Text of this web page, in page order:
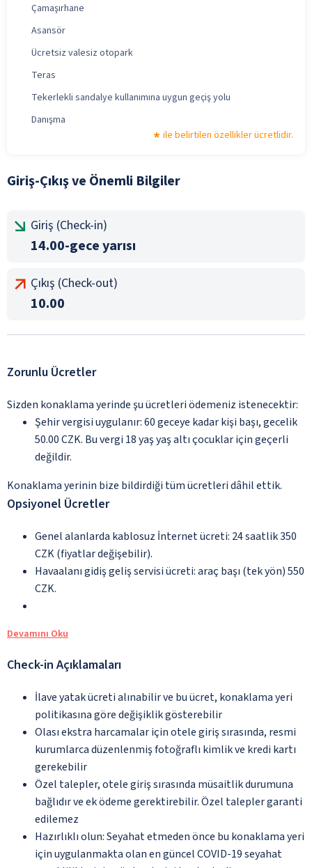
Çamaşırhane
Asansör
Ücretsiz valesiz otopark
Teras
Tekerlekli sandalye kullanımına uygun geçiş yolu
Danışma
ile belirtilen özellikler ücretlidir.
Giriş-Çıkış ve Önemli Bilgiler
Giriş (Check-in)
14.00-gece yarısı
Çıkış (Check-out)
10.00
Zorunlu Ücretler
Sizden konaklama yerinde şu ücretleri ödemeniz istenecektir:
Şehir vergisi uygulanır: 60 geceye kadar kişi başı, gecelik
50.00 CZK. Bu vergi 18 yaş yaş altı çocuklar için geçerli
değildir.
Konaklama yerinin bize bildirdiği tüm ücretleri dâhil ettik.
Opsiyonel Ücretler
Genel alanlarda kablosuz İnternet ücreti: 24 saatlik 350
CZK (fiyatlar değişebilir).
Havaalanı gidiş geliş servisi ücreti: araç başı (tek yön) 550
CZK.
Devamını Oku
Check-in Açıklamaları
İlave yatak ücreti alınabilir ve bu ücret, konaklama yeri
politikasına göre değişiklik gösterebilir
Olası ekstra harcamalar için otele giriş sırasında, resmi
kurumlarca düzenlenmiş fotoğraflı kimlik ve kredi kartı
gerekebilir
Özel talepler, otele giriş sırasında müsaitlik durumuna
bağlıdır ve ek ödeme gerektirebilir. Özel talepler garanti
edilemez
Hazırlıklı olun: Seyahat etmeden önce bu konaklama yeri
için uygulanmakta olan en güncel COVID-19 seyahat